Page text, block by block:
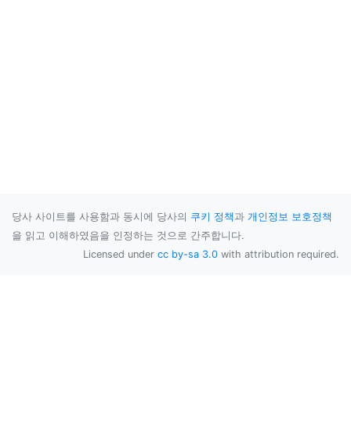
당사 사이트를 사용함과 동시에 당사의 쿠키 정책과 개인정보 보호정책
을 읽고 이해하였음을 인정하는 것으로 간주합니다.
Licensed under cc by-sa 3.0 with attribution required.